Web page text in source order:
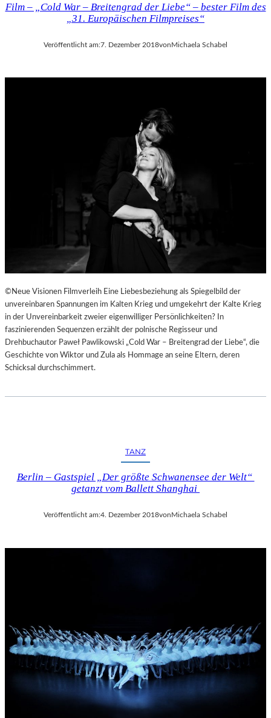
Film – „Cold War – Breitengrad der Liebe“ – bester Film des
„31. Europäischen Filmpreises“
Veröffentlicht am:7. Dezember 2018vonMichaela Schabel
©Neue Visionen Filmverleih Eine Liebesbeziehung als Spiegelbild der
unvereinbaren Spannungen im Kalten Krieg und umgekehrt der Kalte Krieg
in der Unvereinbarkeit zweier eigenwilliger Persönlichkeiten? In
faszinierenden Sequenzen erzählt der polnische Regisseur und
Drehbuchautor Paweł Pawlikowski „Cold War – Breitengrad der Liebe“, die
Geschichte von Wiktor und Zula als Hommage an seine Eltern, deren
Schicksal durchschimmert.
TANZ
Berlin – Gastspiel „Der größte Schwanensee der Welt“
getanzt vom Ballett Shanghai
Veröffentlicht am:4. Dezember 2018von Michaela Schabel